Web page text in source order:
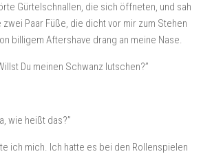
Gürtelschnallen, die sich öffneten, und sah
Paar Füße, die dicht vor mir zum Stehen
billigem Aftershave drang an meine Nase.
Du meinen Schwanz lutschen?”
wie heißt das?”
ich mich. Ich hatte es bei den Rollenspielen